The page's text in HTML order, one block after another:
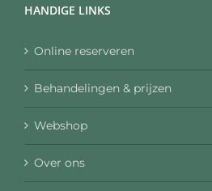
HANDIGE LINKS
Online reserveren
Behandelingen & prijzen
Webshop
Over ons